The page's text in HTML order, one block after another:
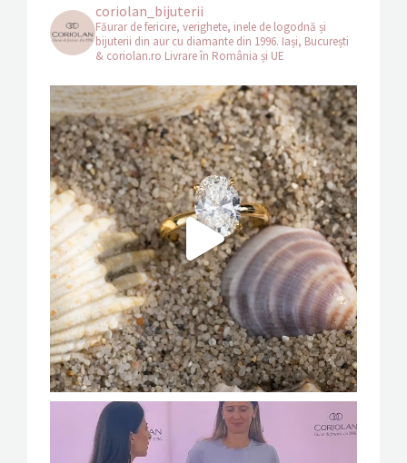
coriolan_bijuterii
Făurar de fericire, verighete, inele de logodnă și
bijuterii din aur cu diamante din 1996. Iași, București
& coriolan.ro Livrare în România și UE